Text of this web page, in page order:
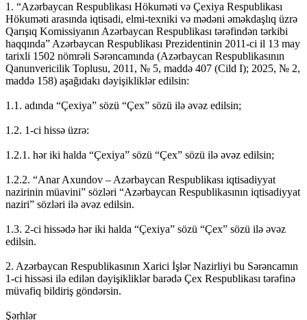
1. “Azərbaycan Respublikası Hökuməti və Çexiya Respublikası
Hökuməti arasında iqtisadi, elmi-texniki və mədəni əməkdaşlıq üzrə
Qarışıq Komissiyanın Azərbaycan Respublikası tərəfindən tərkibi
haqqında” Azərbaycan Respublikası Prezidentinin 2011-ci il 13 may
tarixli 1502 nömrəli Sərəncamında (Azərbaycan Respublikasının
Qanunvericilik Toplusu, 2011, № 5, maddə 407 (Cild I); 2025, № 2,
maddə 158) aşağıdakı dəyişikliklər edilsin:
1.1. adında “Çexiya” sözü “Çex” sözü ilə əvəz edilsin;
1.2. 1-ci hissə üzrə:
1.2.1. hər iki halda “Çexiya” sözü “Çex” sözü ilə əvəz edilsin;
1.2.2. “Anar Axundov – Azərbaycan Respublikası iqtisadiyyat
nazirinin müavini” sözləri “Azərbaycan Respublikasının iqtisadiyyat
naziri” sözləri ilə əvəz edilsin.
1.3. 2-ci hissədə hər iki halda “Çexiya” sözü “Çex” sözü ilə əvəz
edilsin.
2. Azərbaycan Respublikasının Xarici İşlər Nazirliyi bu Sərəncamın
1-ci hissəsi ilə edilən dəyişikliklər barədə Çex Respublikası tərəfinə
müvafiq bildiriş göndərsin.
Şərhlər